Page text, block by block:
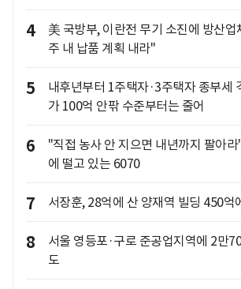
4
美 국방부, 이란전 무기 소진에 방산
주 내 납품 계획 내라"
5
내후년부터 1주택자·3주택자 종부세
가 100억 안팎 수준부터는 줄어
6
"직접 농사 안 지으면 내년까지 팔아
에 떨고 있는 6070
7 서장훈, 28억에 산 양재역 빌딩 450억
8
서울 영등포·구로 준공업지역에 2만
도